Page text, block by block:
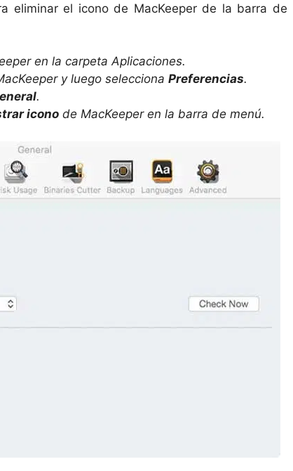
eliminar el icono de MacKeeper de la barra de
en la carpeta Aplicaciones.
y luego selecciona Preferencias.
.
icono de MacKeeper en la barra de menú.